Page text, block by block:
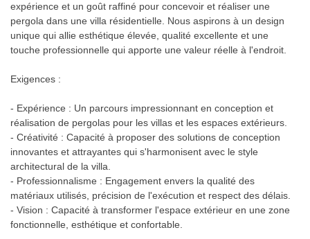
expérience et un goût raffiné pour concevoir et réaliser une
pergola dans une villa résidentielle. Nous aspirons à un design
unique qui allie esthétique élevée, qualité excellente et une
touche professionnelle qui apporte une valeur réelle à l'endroit.
Exigences :
- Expérience : Un parcours impressionnant en conception et
réalisation de pergolas pour les villas et les espaces extérieurs.
- Créativité : Capacité à proposer des solutions de conception
innovantes et attrayantes qui s'harmonisent avec le style
architectural de la villa.
- Professionnalisme : Engagement envers la qualité des
matériaux utilisés, précision de l'exécution et respect des délais.
- Vision : Capacité à transformer l'espace extérieur en une zone
fonctionnelle, esthétique et confortable.